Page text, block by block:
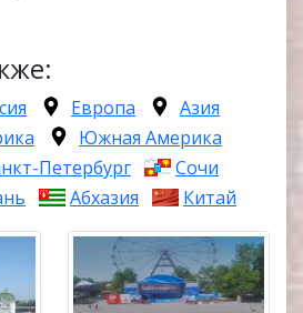
Европа
Азия
Южная Америка
Петербург
Сочи
Абхазия Китай